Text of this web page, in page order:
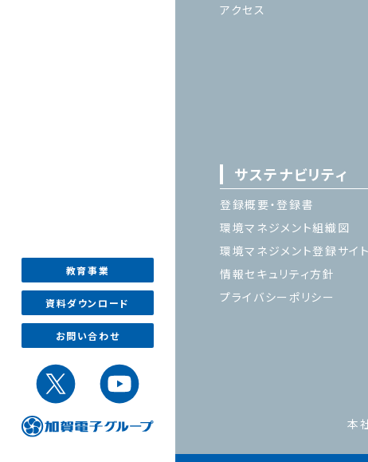
教育事業
資料ダウンロード
お問い合わせ
アクセス
サステナビリティ
登録概要・登録書
環境マネジメント組織図
環境マネジメント登録サイト
情報セキュリティ方針
プライバシーポリシー
本